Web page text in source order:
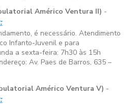
Américo Ventura II) -
é necessário. Atendimento
Infanto-Juvenil e para
a sexta-feira: 7h30 às 15h
Av. Paes de Barros, 635 –
Américo Ventura V) -